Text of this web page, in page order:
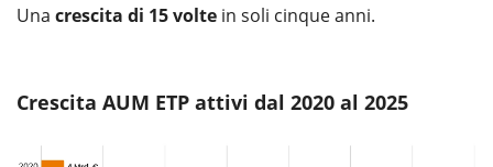
Una crescita di 15 volte in soli cinque anni.
Crescita AUM ETP attivi dal 2020 al 2025